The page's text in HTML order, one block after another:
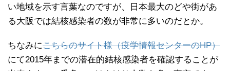
い地域を示す言葉なのですが、日本最大のどや街があ
る大阪では結核感染者の数が非常に多いのだとか。
ちなみにこちらのサイト様（疫学情報センターのHP）
にて2015年までの潜在的結核感染者を確認することが